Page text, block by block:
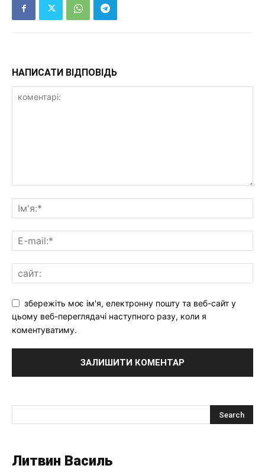
НАПИСАТИ ВІДПОВІДЬ
збережіть моє ім'я, електронну пошту та веб-сайт у
цьому веб-переглядачі наступного разу, коли я
коментуватиму.
Литвин Василь